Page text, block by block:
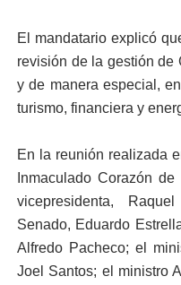
El mandatario explicó
revisión de la gestión de
y de manera especial,
turismo, financiera y
En la reunión realizada
Inmaculado Corazón
vicepresidenta,
Senado, Eduardo
Alfredo Pacheco; el
Joel Santos; el ministro